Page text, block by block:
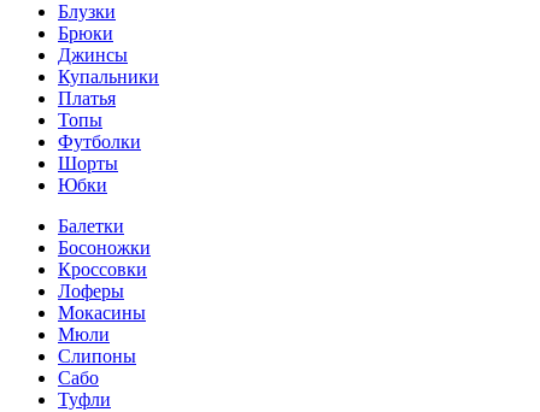
Блузки
Брюки
Джинсы
Купальники
Платья
Топы
Футболки
Шорты
Юбки
Балетки
Босоножки
Кроссовки
Лоферы
Мокасины
Мюли
Слипоны
Сабо
Туфли